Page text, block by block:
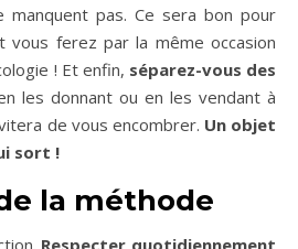
manquent pas. Ce sera bon pour
ferez par la même occasion
! Et enfin, séparez-vous des
les donnant ou en les vendant à
de vous encombrer. Un objet
sort !
la méthode